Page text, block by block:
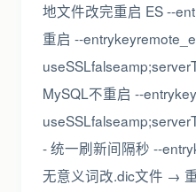
地文件改完重启 ES --
重启 --
MySQL不重启 --
- 统一刷新间隔秒 --
无意义词改.dic文件 →